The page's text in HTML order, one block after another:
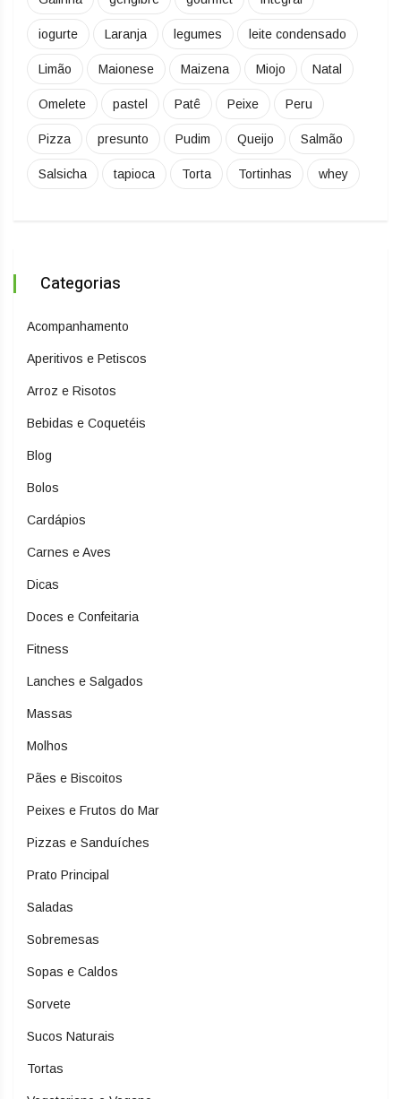
iogurte Laranja legumes leite condensado
Limão Maionese Maizena Miojo Natal
Omelete pastel Patê Peixe Peru
Pizza presunto Pudim Queijo Salmão
Salsicha tapioca Torta Tortinhas whey
Categorias
Acompanhamento
Aperitivos e Petiscos
Arroz e Risotos
Bebidas e Coquetéis
Blog
Bolos
Cardápios
Carnes e Aves
Dicas
Doces e Confeitaria
Fitness
Lanches e Salgados
Massas
Molhos
Pães e Biscoitos
Peixes e Frutos do Mar
Pizzas e Sanduíches
Prato Principal
Saladas
Sobremesas
Sopas e Caldos
Sorvete
Sucos Naturais
Tortas